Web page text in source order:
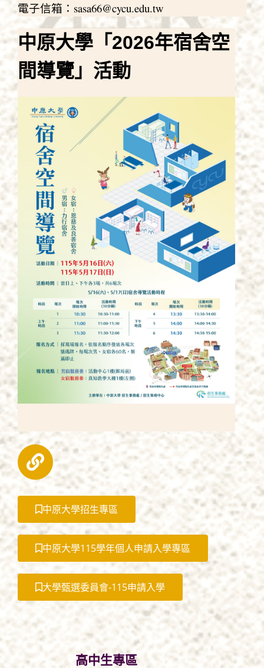
電子信箱：sasa66@cycu.edu.tw
中原大學「2026年宿舍空
間導覽」活動
中原大學招生專區
中原大學115學年個人申請入學專區
大學甄選委員會-115申請入學
高中生專區